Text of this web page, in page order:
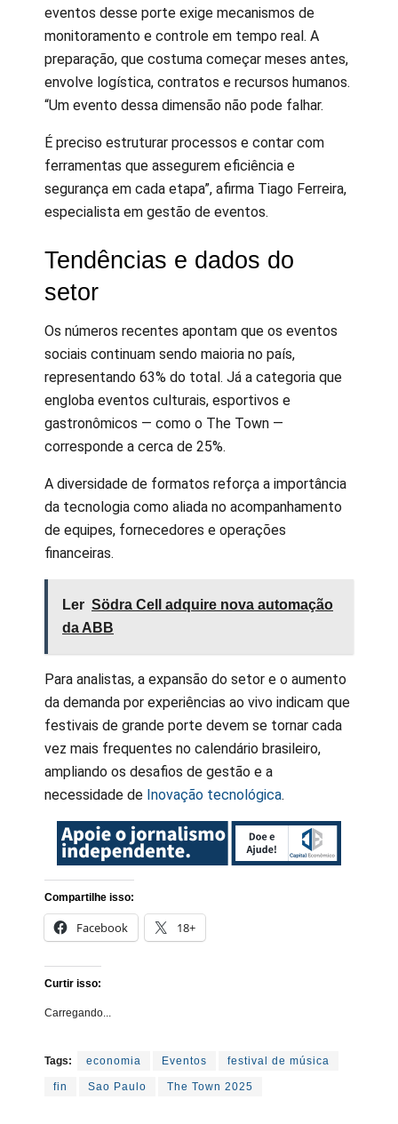
eventos desse porte exige mecanismos de
monitoramento e controle em tempo real. A
preparação, que costuma começar meses antes,
envolve logística, contratos e recursos humanos.
“Um evento dessa dimensão não pode falhar.
É preciso estruturar processos e contar com
ferramentas que assegurem eficiência e
segurança em cada etapa”, afirma Tiago Ferreira,
especialista em gestão de eventos.
Tendências e dados do
setor
Os números recentes apontam que os eventos
sociais continuam sendo maioria no país,
representando 63% do total. Já a categoria que
engloba eventos culturais, esportivos e
gastronômicos — como o The Town —
corresponde a cerca de 25%.
A diversidade de formatos reforça a importância
da tecnologia como aliada no acompanhamento
de equipes, fornecedores e operações
financeiras.
Ler Södra Cell adquire nova automação
da ABB
Para analistas, a expansão do setor e o aumento
da demanda por experiências ao vivo indicam que
festivais de grande porte devem se tornar cada
vez mais frequentes no calendário brasileiro,
ampliando os desafios de gestão e a
necessidade de Inovação tecnológica.
Compartilhe isso:
Facebook 18+
Curtir isso:
Carregando...
Tags: economia Eventos festival de música
fin Sao Paulo The Town 2025